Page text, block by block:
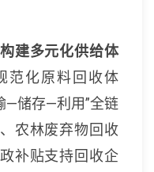
建多元化供给体
范化原料回收体
—储存—利用”全链
农林废弃物回收
补贴支持回收企